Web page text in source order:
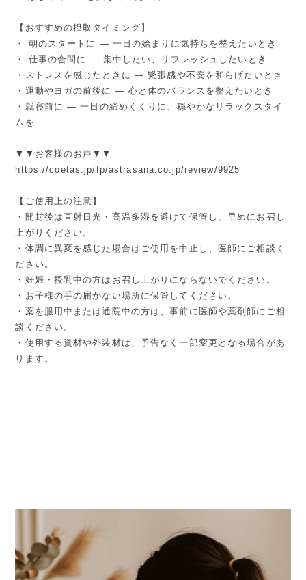
【おすすめの摂取タイミング】
・ 朝のスタートに — 一日の始まりに気持ちを整えたいとき
・ 仕事の合間に — 集中したい、リフレッシュしたいとき
・ストレスを感じたときに — 緊張感や不安を和らげたいとき
・運動やヨガの前後に — 心と体のバランスを整えたいとき
・就寝前に — 一日の締めくくりに、穏やかなリラックスタイ
ムを
▼▼お客様のお声▼▼
https://coetas.jp/fp/astrasana.co.jp/review/9925
【ご使用上の注意】
・開封後は直射日光・高温多湿を避けて保管し、早めにお召し
上がりください。
・体調に異変を感じた場合はご使用を中止し、医師にご相談く
ださい。
・妊娠・授乳中の方はお召し上がりにならないでください。
・お子様の手の届かない場所に保管してください。
・薬を服用中または通院中の方は、事前に医師や薬剤師にご相
談ください。
・使用する資材や外装材は、予告なく一部変更となる場合があ
ります。